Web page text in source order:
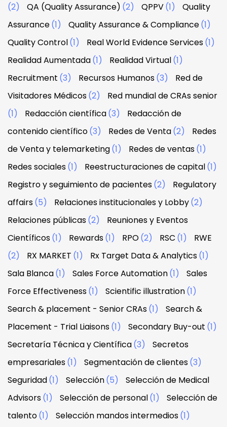
(2) QA (Quality Assurance) (2) QPPV(1)
Quality
Assurance(1) Quality Assurance & Compliance(1)
Quality Control(1) Real World Evidence Services(1)
Realidad Aumentada(1) Realidad Virtual(1)
Recruitment (3) Recursos Humanos(3)
Red de
Visitadores Médicos(2)
Red mundial de CRAs senior
(1)
Redacción científica(3)
Redacción de
contenido científico(3) Redes de Venta(2)
Redes
de Venta y telemarketing(1) Redes de ventas(1)
Redes sociales(1) Reestructuraciones de capital(1)
Registro y seguimiento de pacientes(2)
Regulatory
affairs(5) Relaciones institucionales y Lobby(2)
Relaciones públicas(2)
Reuniones y Eventos
Científicos(1) Rewards(1) RPO(2) RSC (1)
RWE
(2)
RX MARKET (1) Rx Target Data & Analytics(1)
Sala Blanca(1) Sales Force Automation(1)
Sales
Force Effectiveness(1) Scientific illustration(1)
Search & placement - Senior CRAs(1)
Search &
Placement - Trial Liaisons(1) Secondary Buy-out (1)
Secretaría Técnica y Científica(3)
Secretos
empresariales(1) Segmentación de clientes(3)
Seguridad(1) Selección(5)
Selección de Medical
Advisors(1) Selección de personal(1)
Selección de
talento(1) Selección mandos intermedios(1)